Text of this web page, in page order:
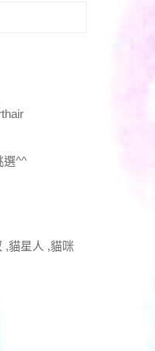
選^^
,貓星人 ,貓咪